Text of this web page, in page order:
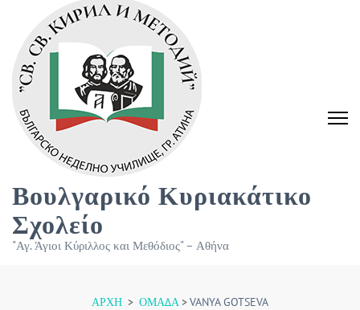
Βουλγαρικό Κυριακάτικο
Σχολείο
"Αγ. Άγιοι Κύριλλος και Μεθόδιος" – Αθήνα
ΑΡΧΉ > ΟΜΆΔΑ>VANYA GOTSEVA